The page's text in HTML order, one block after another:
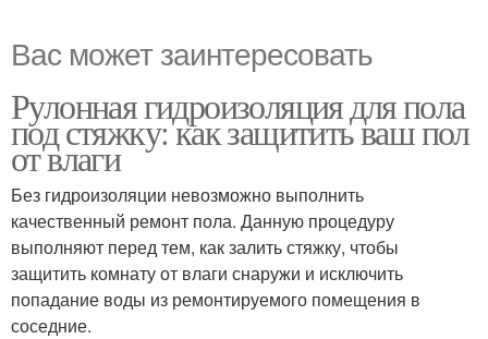
Вас может заинтересовать
Рулонная гидроизоляция для пола
под стяжку: как защитить ваш пол
от влаги
Без гидроизоляции невозможно выполнить
качественный ремонт пола. Данную процедуру
выполняют перед тем, как залить стяжку, чтобы
защитить комнату от влаги снаружи и исключить
попадание воды из ремонтируемого помещения в
соседние.